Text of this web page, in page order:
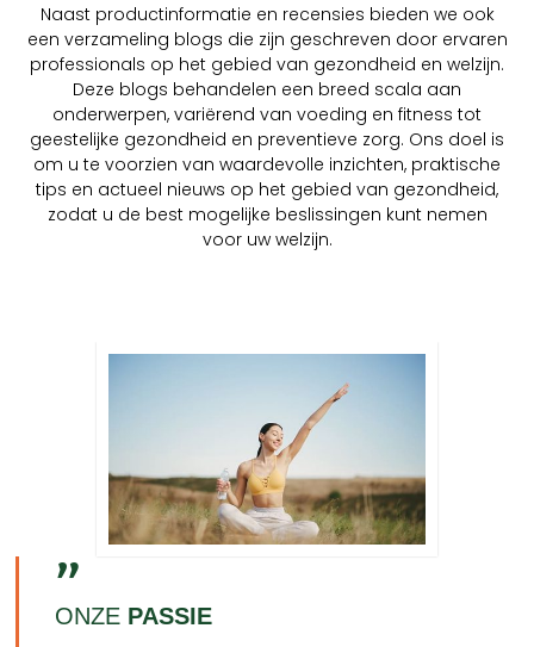
Naast productinformatie en recensies bieden we ook
een verzameling blogs die zijn geschreven door ervaren
professionals op het gebied van gezondheid en welzijn.
Deze blogs behandelen een breed scala aan
onderwerpen, variërend van voeding en fitness tot
geestelijke gezondheid en preventieve zorg. Ons doel is
om u te voorzien van waardevolle inzichten, praktische
tips en actueel nieuws op het gebied van gezondheid,
zodat u de best mogelijke beslissingen kunt nemen
voor uw welzijn.
"
ONZE PASSIE